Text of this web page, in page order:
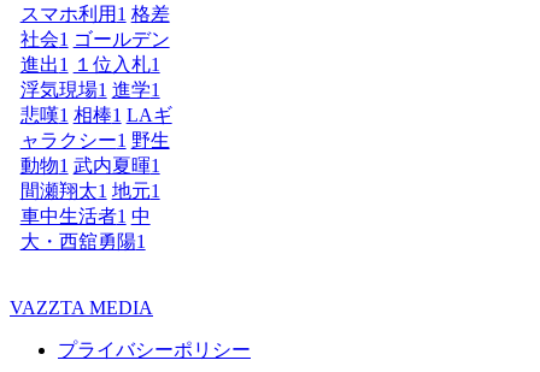
スマホ利用 1 格差
社会1 ゴールデン
進出1 １位入札1
浮気現場1 進学1
悲嘆1 相棒1 LAギ
ャラクシー1 野生
動物1 武内夏暉1
間瀬翔太1 地元1
車中生活者1 中
大・西舘勇陽1
VAZZTA MEDIA
プライバシーポリシー